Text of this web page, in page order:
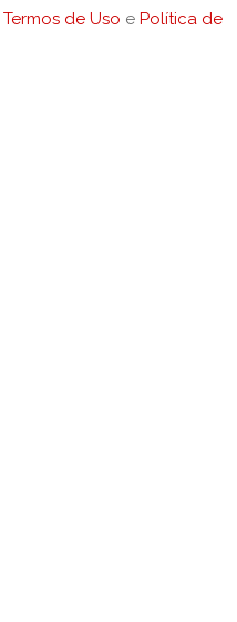
Termos de Uso e Política de